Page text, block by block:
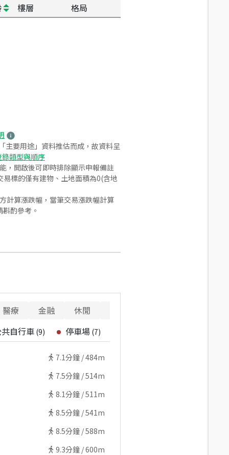
樓層 格局
主要用途」資料推估而成，故資料呈
類型與順序
，開啟後可即時排除顯示申報備註
標的僅有建物、土地面積為0(含地
計算漲跌幅，當筆交易漲跌幅計算
酌參考。
醫療 金融 休閒
自行車(9) 停車場 (7)
7.1分鐘 /484m
7.5分鐘 /514m
8.1分鐘 /511m
8.5分鐘 /541m
8.5分鐘 /588m
9.3分鐘 /600m